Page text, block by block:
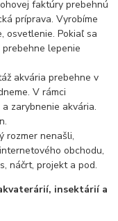
faktúry prebehnú
príprava. Vyrobíme
osvetlenie. Pokiaľ sa
lepenie
akvária prebehne v
V rámci
zarybnenie akvária.
rozmer nenašli,
obchodu,
náčrt, projekt a pod.
insektárií a